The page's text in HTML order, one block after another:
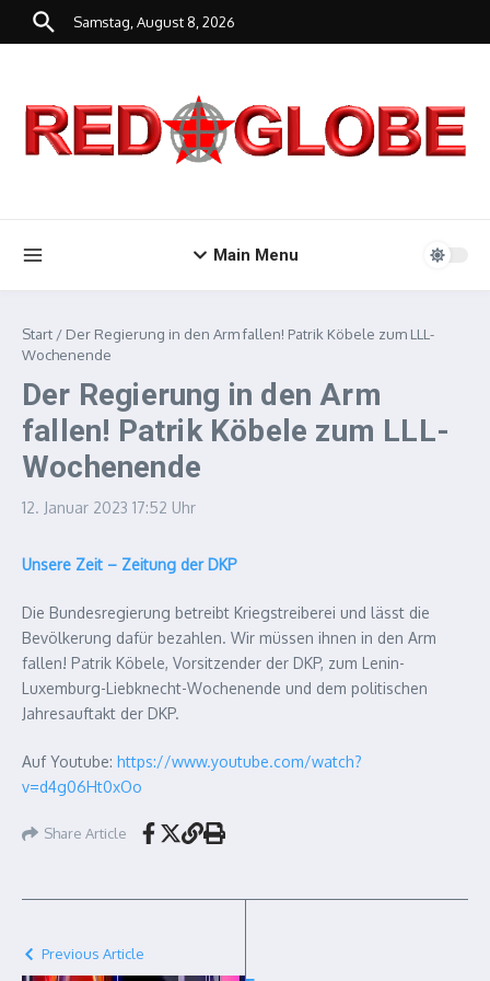
Zum Inhalt springen
Samstag, August 8, 2026
Main Menu
Start / Der Regierung in den Arm fallen! Patrik Köbele zum LLL-
Wochenende
Der Regierung in den Arm
fallen! Patrik Köbele zum LLL-
Wochenende
12. Januar 2023 17:52 Uhr
Unsere Zeit – Zeitung der DKP
Die Bundesregierung betreibt Kriegstreiberei und lässt die
Bevölkerung dafür bezahlen. Wir müssen ihnen in den Arm
fallen! Patrik Köbele, Vorsitzender der DKP, zum Lenin-
Luxemburg-Liebknecht-Wochenende und dem politischen
Jahresauftakt der DKP.
Auf Youtube: https://www.youtube.com/watch?
v=d4g06Ht0xOo
Share Article
Previous Article